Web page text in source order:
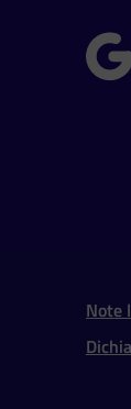
Note